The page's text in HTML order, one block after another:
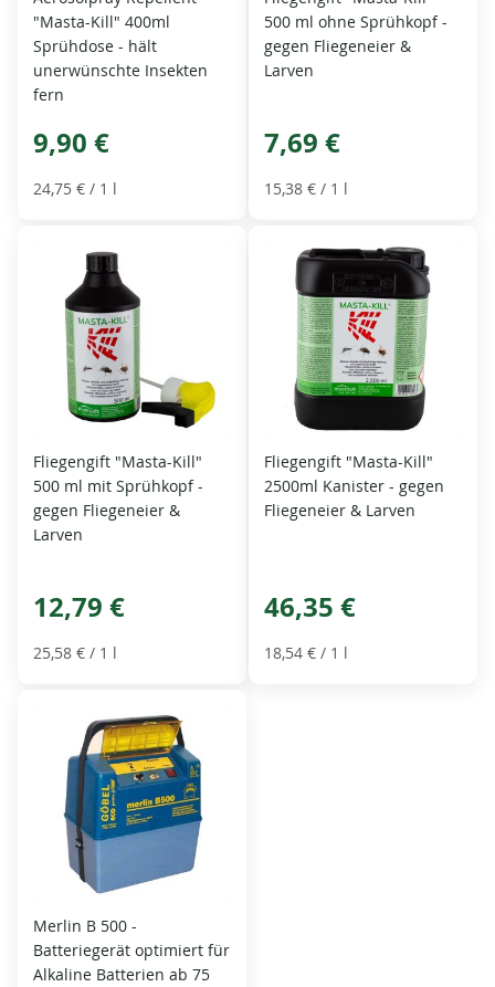
"Masta-Kill" 400ml
Sprühdose - hält
unerwünschte Insekten
fern
9,90 €
24,75 € / 1 l
500 ml ohne Sprühkopf -
gegen Fliegeneier &
Larven
7,69 €
15,38 € / 1 l
Fliegengift "Masta-Kill"
500 ml mit Sprühkopf -
gegen Fliegeneier &
Larven
12,79 €
25,58 € / 1 l
Fliegengift "Masta-Kill"
2500ml Kanister - gegen
Fliegeneier & Larven
46,35 €
18,54 € / 1 l
Merlin B 500 -
Batteriegerät optimiert für
Alkaline Batterien ab 75